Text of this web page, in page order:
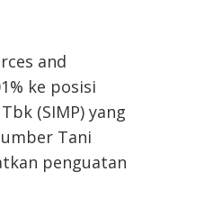
and
ke posisi
(SIMP) yang
Tani
penguatan